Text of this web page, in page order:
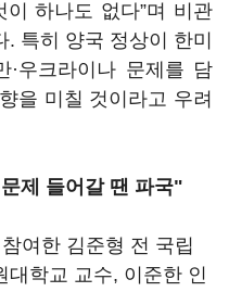
하나도 없다”며 비관
특히 양국 정상이 한미
·우크라이나 문제를 담
을 미칠 것이라고 우려
제 들어갈 땐 파국"
여한 김준형 전 국립
대학교 교수, 이준한 인